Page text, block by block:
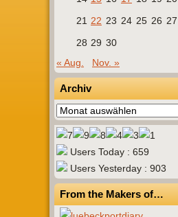
21 22 23 24 25 26 27
28 29 30
« Aug.
Nov. »
Archiv
Archiv
Users Today : 659
Users Yesterday : 903
From the Makers of…